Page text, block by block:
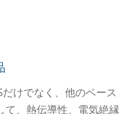
けでなく、他のベース
て、熱伝導性、電気絶縁